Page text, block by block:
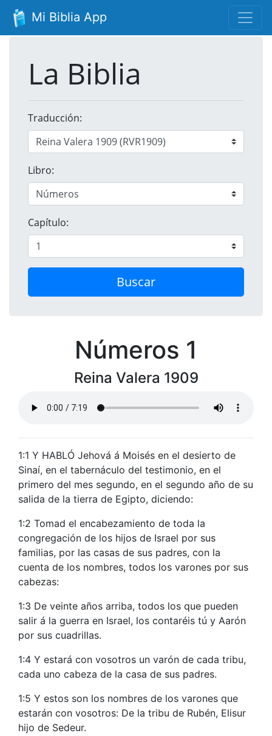
Mi Biblia App
La Biblia
Traducción:
Libro:
Capítulo:
Buscar
Números 1
Reina Valera 1909
1:1 Y HABLÓ Jehová á Moisés en el desierto de
Sinaí, en el tabernáculo del testimonio, en el
primero del mes segundo, en el segundo año de su
salida de la tierra de Egipto, diciendo:
1:2 Tomad el encabezamiento de toda la
congregación de los hijos de Israel por sus
familias, por las casas de sus padres, con la
cuenta de los nombres, todos los varones por sus
cabezas:
1:3 De veinte años arriba, todos los que pueden
salir á la guerra en Israel, los contaréis tú y Aarón
por sus cuadrillas.
1:4 Y estará con vosotros un varón de cada tribu,
cada uno cabeza de la casa de sus padres.
1:5 Y estos son los nombres de los varones que
estarán con vosotros: De la tribu de Rubén, Elisur
hijo de Sedeur.